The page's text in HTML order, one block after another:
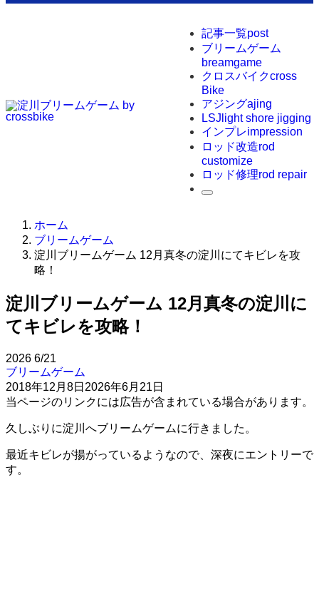
記事一覧post
ブリームゲーム
breamgame
クロスバイクcross
Bike
アジングajing
LSJ light shore jigging
インプレimpression
ロッド改造rod
customize
ロッド修理rod repair
ホーム
ブリームゲーム
淀川ブリームゲーム 12月真冬の淀川にてキビレを攻
略！
淀川ブリームゲーム 12月真冬の淀川に
てキビレを攻略！
2026 6/21
ブリームゲーム
2018年12月8日 2026年6月21日
当ページのリンクには広告が含まれている場合があります。
久しぶりに淀川へブリームゲームに行きました。
最近キビレが揚がっているようなので、深夜にエントリーで
す。